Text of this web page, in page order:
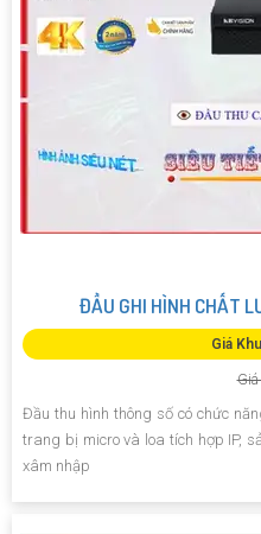
ĐẦU GHI HÌNH CHẤT
Giá
Đầu thu hình thông số có chức
trang bị micro và loa tích hợp IP,
xâm nhập